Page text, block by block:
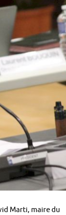
Marti, maire du